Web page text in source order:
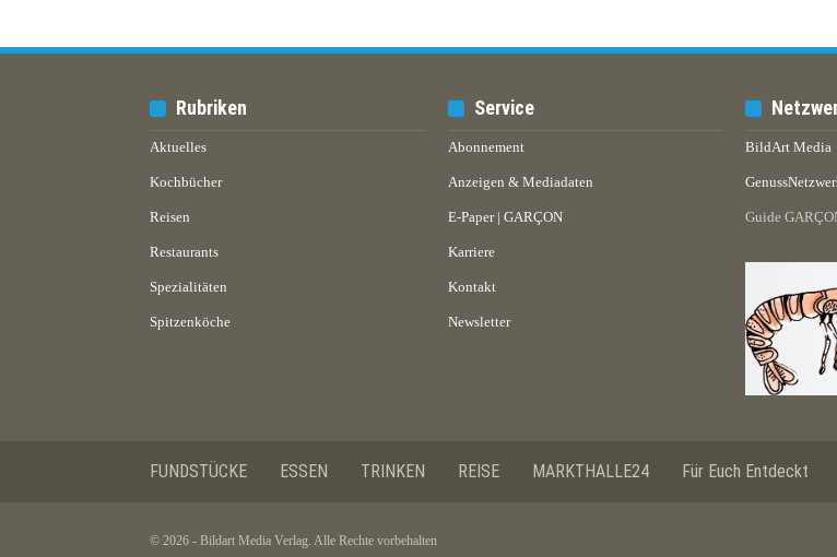
Rubriken
Aktuelles
Kochbücher
Reisen
Restaurants
Spezialitäten
Spitzenköche
Service
Abonnement
Anzeigen & Mediadaten
E-Paper | GARÇON
Karriere
Kontakt
Newsletter
BildArt Media
Guide
FUNDSTÜCKE ESSEN TRINKEN REISE MARKTHALLE24 Für Euch Entdeckt
© 2026 - Bildart Media Verlag. Alle Rechte vorbehalten